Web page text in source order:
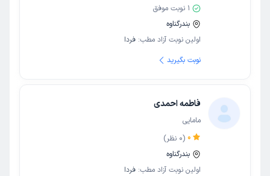
1 نوبت موفق
بندرگناوه
اولین نوبت آزاد مطب: فردا
نوبت بگیرید
فاطمه احمدی
مامایی
0
(
0 نظر)
بندرگناوه
اولین نوبت آزاد مطب: فردا